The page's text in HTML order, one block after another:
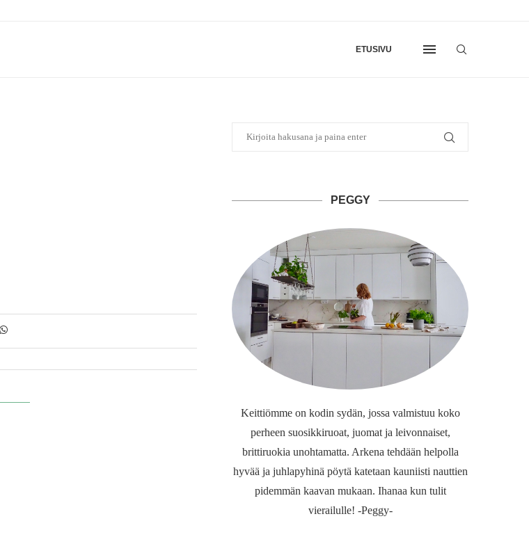
ETUSIVU
PEGGY
Keittiömme on kodin sydän, jossa valmistuu koko
perheen suosikkiruoat, juomat ja leivonnaiset,
brittiruokia unohtamatta. Arkena tehdään helpolla
hyvää ja juhlapyhinä pöytä katetaan kauniisti nauttien
pidemmän kaavan mukaan. Ihanaa kun tulit
vierailulle! -Peggy-